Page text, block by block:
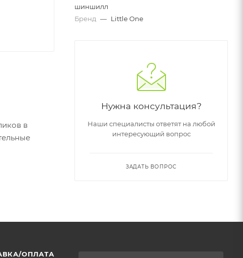
в
шиншилл
Бренд — Little One
Нужна консультация?
Наши специалисты ответят на любой
интересующий вопрос
ЗАДАТЬ ВОПРОС
ОПЛАТА